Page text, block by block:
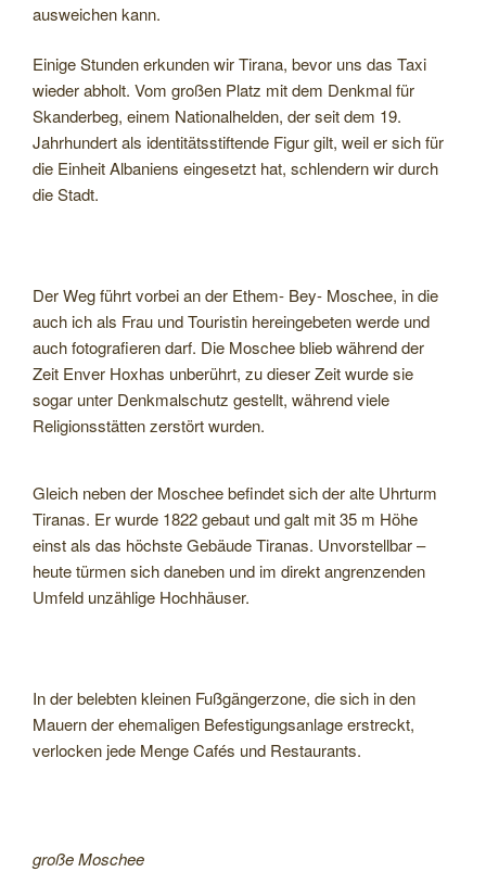
ausweichen kann.
Einige Stunden erkunden wir Tirana, bevor uns das Taxi
wieder abholt. Vom großen Platz mit dem Denkmal für
Skanderbeg, einem Nationalhelden, der seit dem 19.
Jahrhundert als identitätsstiftende Figur gilt, weil er sich für
die Einheit Albaniens eingesetzt hat, schlendern wir durch
die Stadt.
Der Weg führt vorbei an der Ethem- Bey- Moschee, in die
auch ich als Frau und Touristin hereingebeten werde und
auch fotografieren darf. Die Moschee blieb während der
Zeit Enver Hoxhas unberührt, zu dieser Zeit wurde sie
sogar unter Denkmalschutz gestellt, während viele
Religionsstätten zerstört wurden.
Gleich neben der Moschee befindet sich der alte Uhrturm
Tiranas. Er wurde 1822 gebaut und galt mit 35 m Höhe
einst als das höchste Gebäude Tiranas. Unvorstellbar –
heute türmen sich daneben und im direkt angrenzenden
Umfeld unzählige Hochhäuser.
In der belebten kleinen Fußgängerzone, die sich in den
Mauern der ehemaligen Befestigungsanlage erstreckt,
verlocken jede Menge Cafés und Restaurants.
große Moschee